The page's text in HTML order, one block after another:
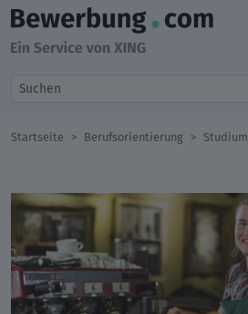
Startseite Berufsorientierung Studium